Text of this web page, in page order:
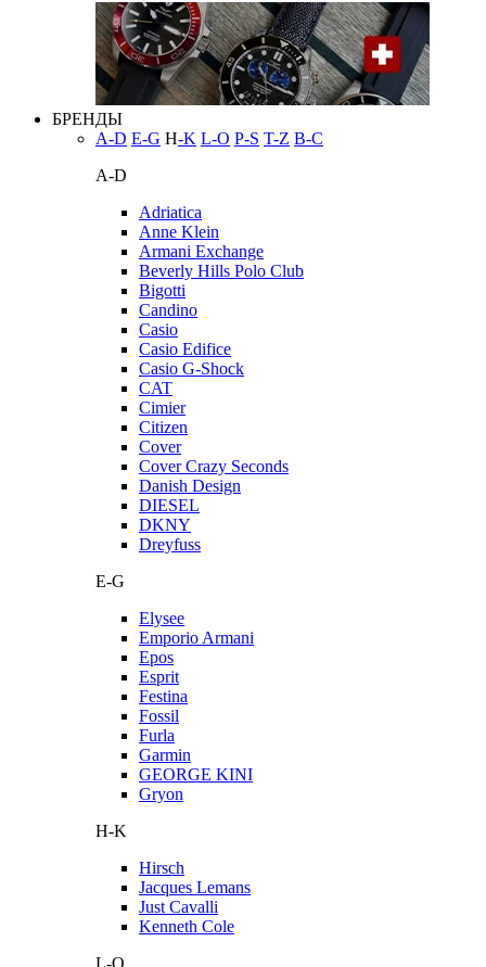
БРЕНДЫ
A-D E-G H-K L-O P-S T-Z В-С
A-D
Adriatica
Anne Klein
Armani Exchange
Beverly Hills Polo Club
Bigotti
Candino
Casio
Casio Edifice
Casio G-Shock
CAT
Cimier
Citizen
Cover
Cover Crazy Seconds
Danish Design
DIESEL
DKNY
Dreyfuss
E-G
Elysee
Emporio Armani
Epos
Esprit
Festina
Fossil
Furla
Garmin
GEORGE KINI
Gryon
H-K
Hirsch
Jacques Lemans
Just Cavalli
Kenneth Cole
L-O